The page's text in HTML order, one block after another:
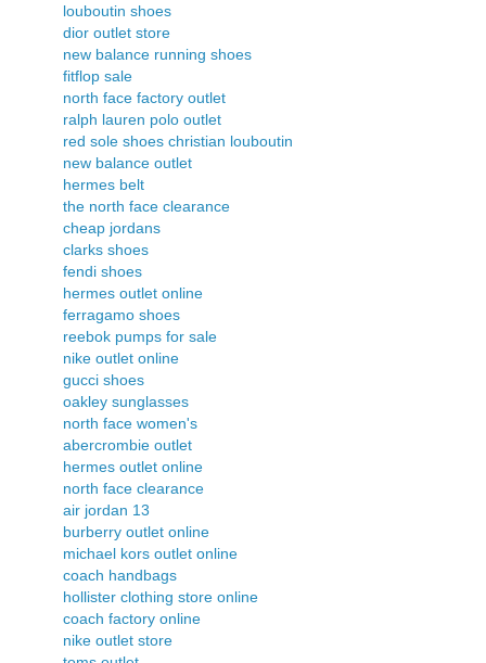
louboutin shoes
dior outlet store
new balance running shoes
fitflop sale
north face factory outlet
ralph lauren polo outlet
red sole shoes christian louboutin
new balance outlet
hermes belt
the north face clearance
cheap jordans
clarks shoes
fendi shoes
hermes outlet online
ferragamo shoes
reebok pumps for sale
nike outlet online
gucci shoes
oakley sunglasses
north face women's
abercrombie outlet
hermes outlet online
north face clearance
air jordan 13
burberry outlet online
michael kors outlet online
coach handbags
hollister clothing store online
coach factory online
nike outlet store